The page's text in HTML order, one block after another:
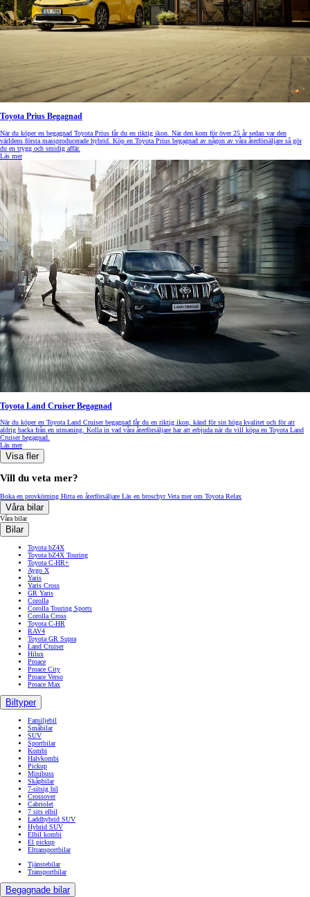
Toyota Prius Begagnad
När du köper en begagnad Toyota Prius får du en riktig ikon. När den kom för över 25 år sedan var den
världens första massproducerade hybrid. Köp en Toyota Prius begagnad av någon av våra återförsäljare så gör
du en trygg och smidig affär.
Läs mer
Toyota Land Cruiser Begagnad
När du köper en Toyota Land Cruiser begagnad får du en riktig ikon, känd för sin höga kvalitet och för att
aldrig backa från en utmaning. Kolla in vad våra återförsäljare har att erbjuda när du vill köpa en Toyota Land
Cruiser begagnad.
Läs mer
Visa fler
Vill du veta mer?
Boka en provkörning Hitta en återförsäljare Läs en broschyrVeta mer om Toyota Relax
Våra bilar
Våra bilar
Bilar
Toyota bZ4X
Toyota bZ4X Touring
Toyota C-HR+
Aygo X
Yaris
Yaris Cross
GR Yaris
Corolla
Corolla Touring Sports
Corolla Cross
Toyota C-HR
RAV4
Toyota GR Supra
Land Cruiser
Hilux
Proace
Proace City
Proace Verso
Proace Max
Biltyper
Familjebil
Småbilar
SUV
Sportbilar
Kombi
Halvkombi
Pickup
Minibuss
Skåpbilar
7-sitsig bil
Crossover
Cabriolet
7 sits elbil
Laddhybrid SUV
Hybrid SUV
Elbil kombi
El pickup
Eltransportbilar
Tjänstebilar
Transportbilar
Begagnade bilar